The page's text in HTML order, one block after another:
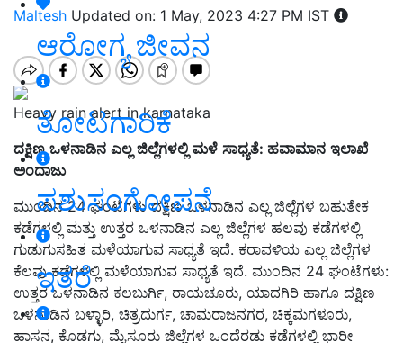
ಆರೋಗ್ಯ ಜೀವನ
ತೋಟಗಾರಿಕೆ
ಪಶುಸಂಗೋಪನೆ
ಇತರೆ
Maltesh Updated on: 1 May, 2023 4:27 PM IST
Heavy rain alert in karnataka
ದಕ್ಷಿಣ ಒಳನಾಡಿನ ಎಲ್ಲ ಜಿಲ್ಲೆಗಳಲ್ಲಿ ಮಳೆ ಸಾಧ್ಯತೆ: ಹವಾಮಾನ ಇಲಾಖೆ
ಅಂದಾಜು
ಮುಂದಿನ 24 ಘಂಟೆಗಳು ದಕ್ಷಿಣ ಒಳನಾಡಿನ ಎಲ್ಲ ಜಿಲ್ಲೆಗಳ ಬಹುತೇಕ
ಕಡೆಗಳಲ್ಲಿ ಮತ್ತು ಉತ್ತರ ಒಳನಾಡಿನ ಎಲ್ಲ ಜಿಲ್ಲೆಗಳ ಹಲವು ಕಡೆಗಳಲ್ಲಿ
ಗುಡುಗುಸಹಿತ ಮಳೆಯಾಗುವ ಸಾಧ್ಯತೆ ಇದೆ. ಕರಾವಳಿಯ ಎಲ್ಲ ಜಿಲ್ಲೆಗಳ
ಕೆಲವು ಕಡೆಗಳಲ್ಲಿ ಮಳೆಯಾಗುವ ಸಾಧ್ಯತೆ ಇದೆ. ಮುಂದಿನ 24 ಘಂಟೆಗಳು:
ಉತ್ತರ ಒಳನಾಡಿನ ಕಲಬುರ್ಗಿ, ರಾಯಚೂರು, ಯಾದಗಿರಿ ಹಾಗೂ ದಕ್ಷಿಣ
ಒಳನಾಡಿನ ಬಳ್ಳಾರಿ, ಚಿತ್ರದುರ್ಗ, ಚಾಮರಾಜನಗರ, ಚಿಕ್ಕಮಗಳೂರು,
ಹಾಸನ, ಕೊಡಗು, ಮೈಸೂರು ಜಿಲ್ಲೆಗಳ ಒಂದೆರಡು ಕಡೆಗಳಲ್ಲಿ ಭಾರೀ